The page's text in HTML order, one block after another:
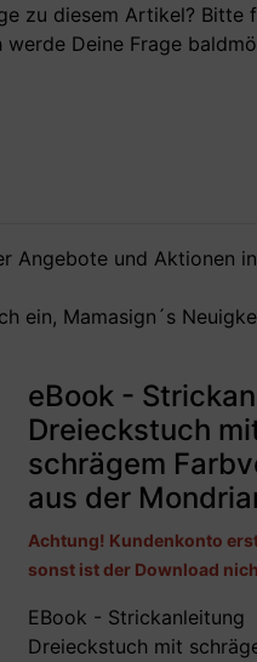
zu diesem Artikel? Bitte
werde Deine Frage
Angebote und Aktionen
ein, Mamasign´s
eBook -
Dreieckstuch
schrägem
aus der
Achtung! Kundenkonto
sonst ist der Download
EBook - Strickanleitung
Dreieckstuch mit